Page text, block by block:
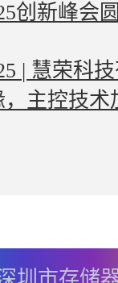
创新峰会
| 慧荣科
主控技术